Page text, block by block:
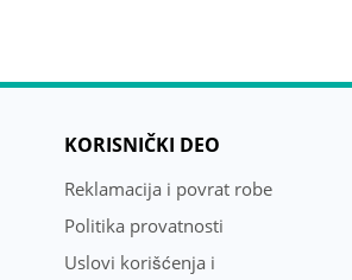
KORISNIČKI DEO
Reklamacija i povrat robe
Politika provatnosti
Uslovi korišćenja i